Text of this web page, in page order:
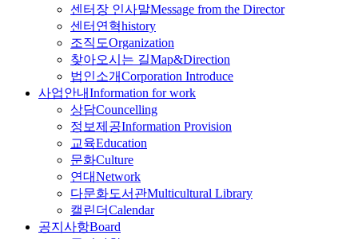
센터장 인사말Message from the Director
센터연혁history
조직도Organization
찾아오시는 길Map&Direction
법인소개Corporation Introduce
사업안내Information for work
상담Councelling
정보제공Information Provision
교육Education
문화Culture
연대Network
다문화도서관Multicultural Library
캘린더Calendar
공지사항Board